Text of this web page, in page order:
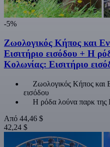
-5%
Ζωολογικός Κήπος και
Εισιτήριο εισόδου + Η
Κολωνίας: Εισιτήριο
Ζωολογικός Κήπος και
εισόδου
Η ρόδα λούνα παρκ της
Από 44,46 $
42,24 $